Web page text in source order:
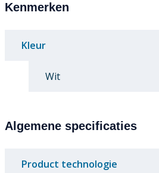
Kenmerken
Kleur
Wit
Algemene specificaties
Product technologie